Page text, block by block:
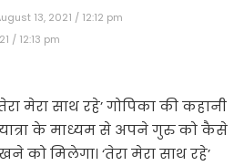
13, 2021 / 12:12 pm
/ 12:13 pm
मेरा साथ रहे’ गोपिका की कहानी
के माध्यम से अपने गुरु को कैसे
को मिलेगा। ‘तेरा मेरा साथ रहे’